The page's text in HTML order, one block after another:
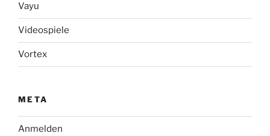
Vayu
Videospiele
Vortex
META
Anmelden